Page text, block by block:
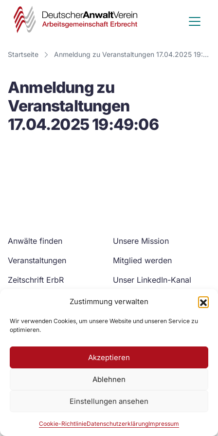
Zustimmung verwalten
Wir verwenden Cookies, um unsere Website und unseren Service zu
optimieren.
Akzeptieren
Ablehnen
Einstellungen ansehen
Cookie-RichtlinieDatenschutzerklärungImpressum
Deutscher
Anwalt
Verein
Startseite Anmeldung zu Veranstaltungen 17.04.2025 19:49:06
Anmeldung zu
Veranstaltungen
17.04.2025 19:49:06
Anwälte finden
Veranstaltungen
Zeitschrift ErbR
Unsere Mission
Mitglied werden
Unser LinkedIn-Kanal
Unser YouTube-Kanal
Zur DAV Webseite